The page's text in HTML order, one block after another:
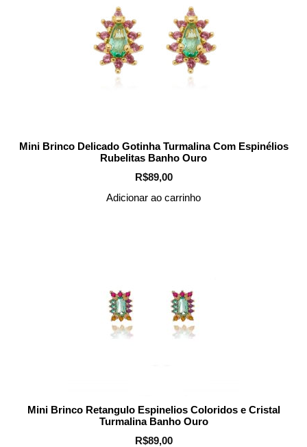
Mini Brinco Delicado Gotinha Turmalina Com Espinélios
Rubelitas Banho Ouro
R$89,00
Adicionar ao carrinho
Mini Brinco Retangulo Espinelios Coloridos e Cristal
Turmalina Banho Ouro
R$89,00